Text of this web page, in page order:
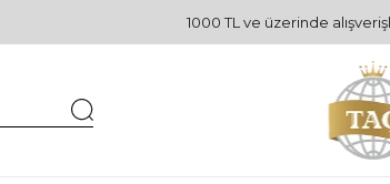
1000 TL ve üzerinde